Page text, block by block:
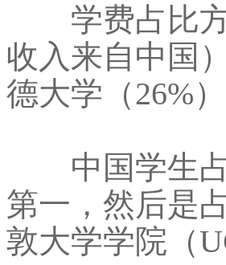
学费占比方
收入来自中国
德大学（26%）
中国学生占
第一，然后是
敦大学学院（